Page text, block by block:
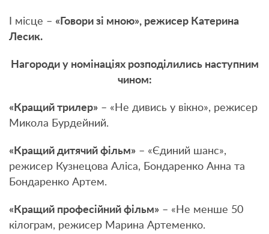
І місце – «Говори зі мною», режисер Катерина
Лесик.
Нагороди у номінаціях розподілились наступним
чином:
«Кращий трилер» – «Не дивись у вікно», режисер
Микола Бурдейний.
«Кращий дитячий фільм» – «Єдиний шанс»,
режисер Кузнецова Аліса, Бондаренко Анна та
Бондаренко Артем.
«Кращий професійний фільм» – «Не менше 50
кілограм, режисер Марина Артеменко.